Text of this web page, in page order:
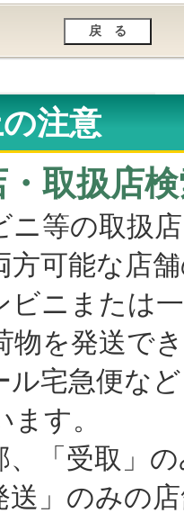
注意
・取扱店
等の取扱
方可能な店
または一
物を発送で
急便など
す。
受取」の
のみの店